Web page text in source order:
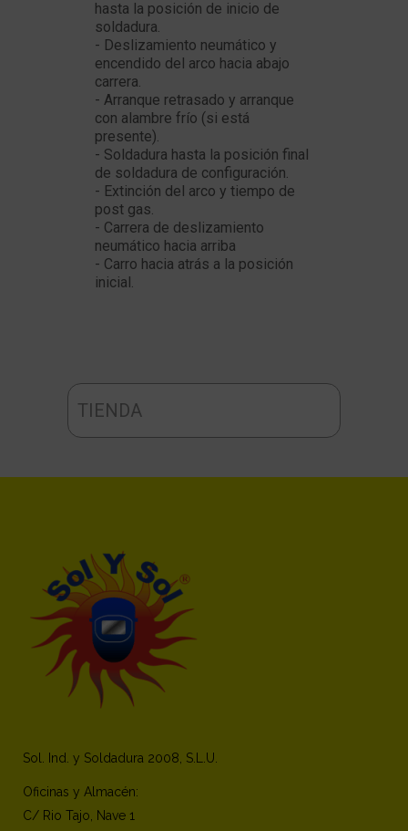
hasta la posición de inicio de
soldadura.
- Deslizamiento neumático y
encendido del arco hacia abajo
carrera.
- Arranque retrasado y arranque
con alambre frío (si está
presente).
- Soldadura hasta la posición final
de soldadura de configuración.
- Extinción del arco y tiempo de
post gas.
- Carrera de deslizamiento
neumático hacia arriba
- Carro hacia atrás a la posición
inicial.
TIENDA
Sol. Ind. y Soldadura 2008, S.L.U.
Oficinas y Almacén:
C/ Rio Tajo, Nave 1